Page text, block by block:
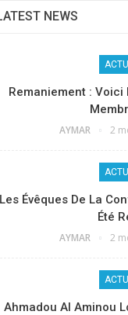
NEWS
Remaniement : Voici
AYMAR 2
Les Évêques De La
Été
AYMAR 2
Ahmadou Al Aminou